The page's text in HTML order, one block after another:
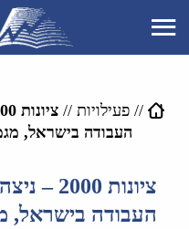
// פעילויות //
העבודה בישראל,
ציונות
העבודה בישראל,